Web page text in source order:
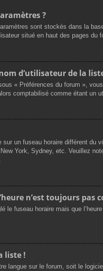
?
sont stockés dans la
situé en haut des pages
d’utilisateur de la
« Préférences du forum »,
comptabilisé comme étant un
sur un fuseau horaire différent
York, Sydney, etc. Veuillez
n’est toujours pas
le fuseau horaire mais que
liste !
langue sur le forum, soit le